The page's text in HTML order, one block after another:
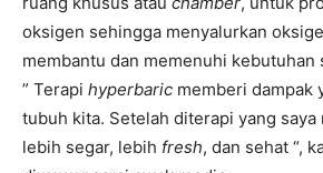
oksigen sehingga menyalurkan
membantu dan memenuhi kebutuhan
” Terapi hyperbaric memberi dampak
tubuh kita. Setelah diterapi yang saya
lebih segar, lebih fresh, dan sehat “,